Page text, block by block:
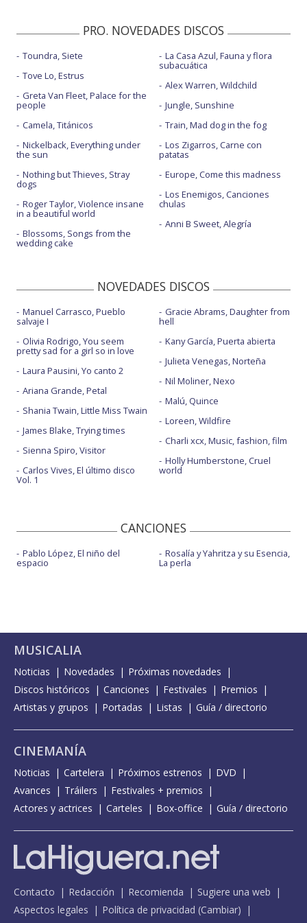
PRO. NOVEDADES DISCOS
Toundra, Siete
Tove Lo, Estrus
Greta Van Fleet, Palace for the
people
Camela, Titánicos
Nickelback, Everything under
the sun
Nothing but Thieves, Stray
dogs
Roger Taylor, Violence insane
in a beautiful world
Blossoms, Songs from the
wedding cake
La Casa Azul, Fauna y flora
subacuática
Alex Warren, Wildchild
Jungle, Sunshine
Train, Mad dog in the fog
Los Zigarros, Carne con
patatas
Europe, Come this madness
Los Enemigos, Canciones
chulas
Anni B Sweet, Alegría
NOVEDADES DISCOS
Manuel Carrasco, Pueblo
salvaje I
Olivia Rodrigo, You seem
pretty sad for a girl so in love
Laura Pausini, Yo canto 2
Ariana Grande, Petal
Shania Twain, Little Miss Twain
James Blake, Trying times
Sienna Spiro, Visitor
Carlos Vives, El último disco
Vol. 1
Gracie Abrams, Daughter from
hell
Kany García, Puerta abierta
Julieta Venegas, Norteña
Nil Moliner, Nexo
Malú, Quince
Loreen, Wildfire
Charli xcx, Music, fashion, film
Holly Humberstone, Cruel
world
CANCIONES
Pablo López, El niño del
espacio
Rosalía y Yahritza y su Esencia,
La perla
MUSICALIA
Noticias Novedades
Próximas novedades
Discos históricos
Canciones Festivales
Premios
Artistas y grupos
Portadas Listas Guía / directorio
CINEMANÍA
Noticias Cartelera Próximos estrenos
DVD
Avances
Tráilers
Festivales + premios
Actores y actrices
Carteles Box-office Guía / directorio
Contacto Redacción Recomienda
Sugiere una web
Aspectos legales
Política de privacidad (Cambiar)